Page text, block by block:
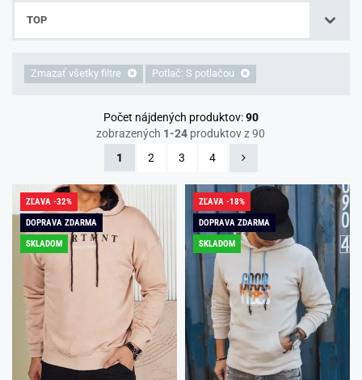
TOP
Zmazať všetky filtre Potlač: S potlačou
Počet nájdených produktov:90
zobrazených 1-24 produktov z 90
1
2 3 4
ZĽAVA -32%
DOPRAVA ZDARMA
SKLADOM
ZĽAVA -18%
DOPRAVA ZDARMA
SKLADOM